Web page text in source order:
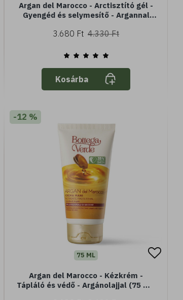
Argan del Marocco - Arctisztító gél -
Gyengéd és selymesítő - Argannal
3.680 Ft 4.330 Ft
Kosárba
-12 %
75 ML
Argan del Marocco - Kézkrém -
Tápláló és védő - Argánolajjal (75 ml)